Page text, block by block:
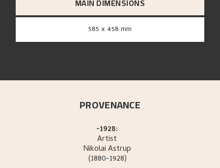
MAIN DIMENSIONS
585 x 458 mm
PROVENANCE
-1928:
Artist
NikolaiAstrup
(1880-1928)